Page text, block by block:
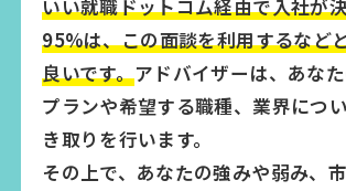
いい就職ドットコム経由で入社が
95%は、この面談を利用するなど
良いです。アドバイザーは、あな
プランや希望する職種、業界につ
き取りを行います。
その上で、あなたの強みや弱み、